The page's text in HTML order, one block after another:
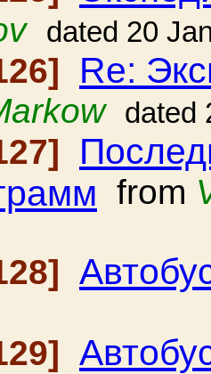
dated 20
Re:
dated
from